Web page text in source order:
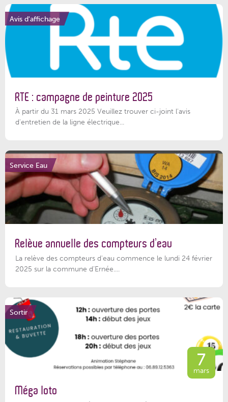
Avis d'affichage
RTE : campagne de peinture 2025
À partir du 31 mars 2025 Veuillez trouver ci-joint l'avis
d'entretien de la ligne électrique...
Service Eau
Relève annuelle des compteurs d’eau
La relève des compteurs d'eau commence le lundi 24 février
2025 sur la commune d’Ernée....
Sortir
7
mars
Méga loto